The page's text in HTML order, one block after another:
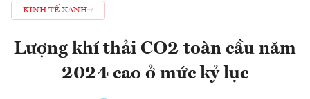
KINH TẾ XANH
Lượng khí thải CO2 toàn cầu năm
2024 cao ở mức kỷ lục